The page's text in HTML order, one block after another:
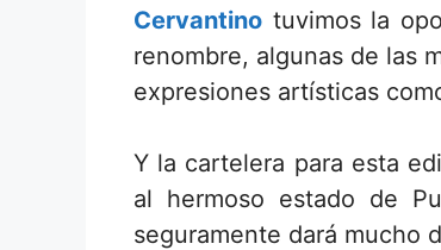
Cervantino tuvimos la
renombre, algunas de las
expresiones artísticas
Y la cartelera para esta
al hermoso estado de
seguramente dará mucho